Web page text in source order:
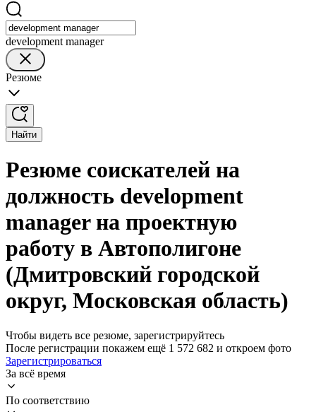
development manager
Резюме
Найти
Резюме соискателей на
должность development
manager на проектную
работу в Автополигоне
(Дмитровский городской
округ, Московская область)
Чтобы видеть все резюме, зарегистрируйтесь
После регистрации покажем ещё 1 572 682 и откроем фото
Зарегистрироваться
За всё время
По соответствию